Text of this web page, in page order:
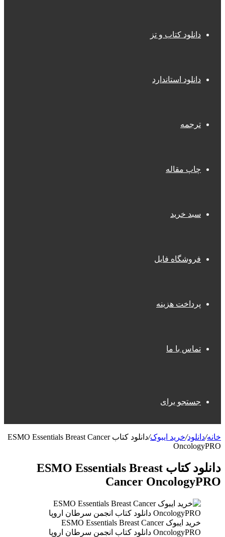
دانلود کتاب و تز
دانلود استاندارد
ترجمه
چاپ مقاله
سبد خرید
فروشگاه فایل
پرداخت هزینه
تماس با ما
جستجو برای
خانه/دانلود/خرید ایبوک/
دانلود کتاب ESMO Essentials Breast Cancer
OncologyPRO
دانلود کتاب ESMO Essentials Breast
Cancer OncologyPRO
خرید ایبوک ESMO Essentials Breast Cancer
OncologyPRO دانلود کتاب انجمن سرطان اروپا